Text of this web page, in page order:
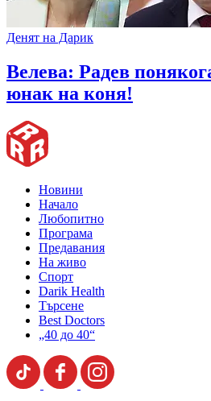
Денят на Дарик
Велева: Радев
юнак на коня!
Новини
Начало
Любопитно
Програма
Предавания
На живо
Спорт
Darik Health
Търсене
Best Doctors
„40 до 40“